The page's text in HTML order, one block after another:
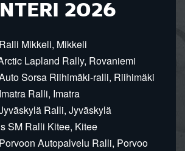
2026
Mikkeli, Mikkeli
Lapland Rally, Rovaniemi
Sorsa Riihimäki-ralli, Riihimäki
Ralli, Imatra
Ralli, Jyväskylä
SM Ralli Kitee, Kitee
Autopalvelu Ralli, Porvoo